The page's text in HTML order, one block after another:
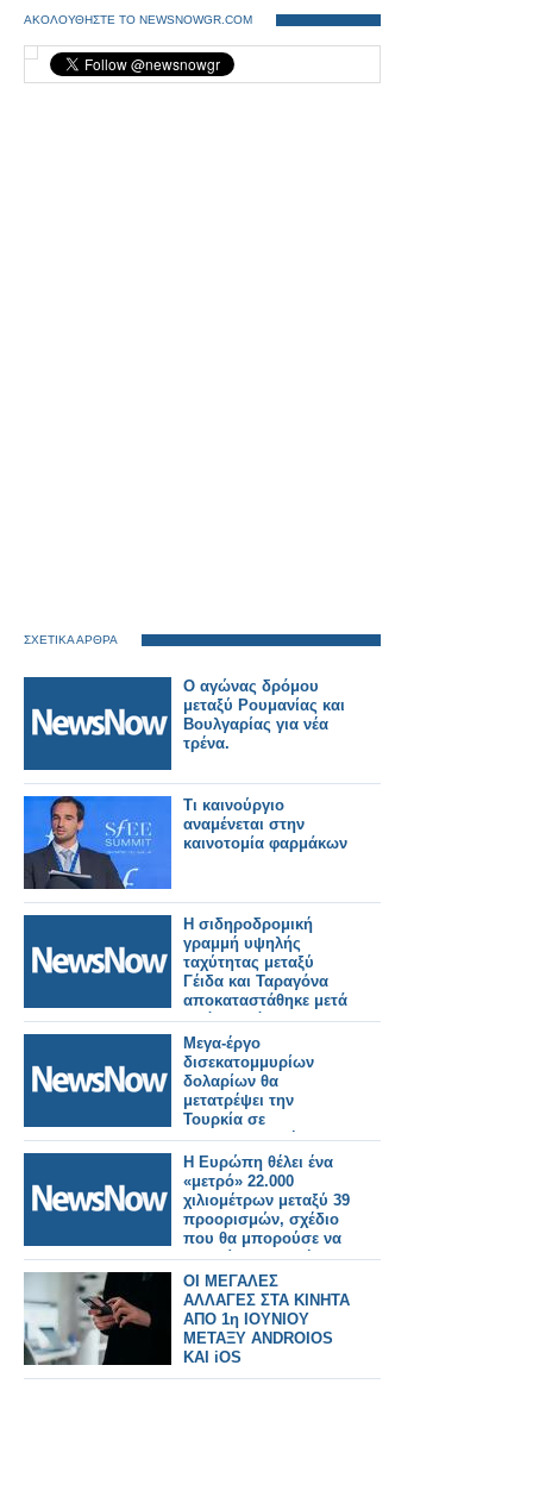
ΑΚΟΛΟΥΘΗΣΤΕ ΤΟ NEWSNOWGR.COM
ΣΧΕΤΙΚΑ ΑΡΘΡΑ
Ο αγώνας δρόμου
μεταξύ Ρουμανίας και
Βουλγαρίας για νέα
τρένα.
Τι καινούργιο
αναμένεται στην
καινοτομία φαρμάκων
Η σιδηροδρομική
γραμμή υψηλής
ταχύτητας μεταξύ
Γέιδα και Ταραγόνα
αποκαταστάθηκε μετά
από σχεδόν τρεις
ώρες διακοπής λόγω
πυρκαγιάς.
Μεγα-έργο
δισεκατομμυρίων
δολαρίων θα
μετατρέψει την
Τουρκία σε
σιδηροδρομική
γέφυρα μεταξύ
Ευρώπης και Ασίας.
Η Ευρώπη θέλει ένα
«μετρό» 22.000
χιλιομέτρων μεταξύ 39
προορισμών, σχέδιο
που θα μπορούσε να
εκτοπίσει τις πτήσεις.
ΟΙ ΜΕΓΑΛΕΣ
ΑΛΛΑΓΕΣ ΣΤΑ ΚΙΝΗΤΑ
ΑΠΟ 1η ΙΟΥΝΙΟΥ
ΜΕΤΑΞΥ ANDROIOS
KAI iOS